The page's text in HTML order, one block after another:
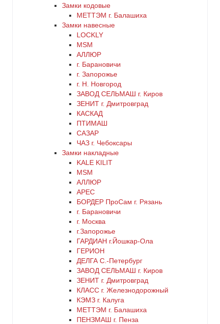
Замки кодовые
МЕТТЭМ г. Балашиха
Замки навесные
LOCKLY
MSM
АЛЛЮР
г. Барановичи
г. Запорожье
г. Н. Новгород
ЗАВОД СЕЛЬМАШ г. Киров
ЗЕНИТ г. Дмитровград
КАСКАД
ПТИМАШ
САЗАР
ЧАЗ г. Чебоксары
Замки накладные
KALE KILIT
MSM
АЛЛЮР
АРЕС
БОРДЕР ПроСам г. Рязань
г. Барановичи
г. Москва
г.Запорожье
ГАРДИАН г.Йошкар-Ола
ГЕРИОН
ДЕЛГА С.-Петербург
ЗАВОД СЕЛЬМАШ г. Киров
ЗЕНИТ г. Дмитровград
КЛАСС г. Железнодорожный
КЭМЗ г. Калуга
МЕТТЭМ г. Балашиха
ПЕНЗМАШ г. Пенза